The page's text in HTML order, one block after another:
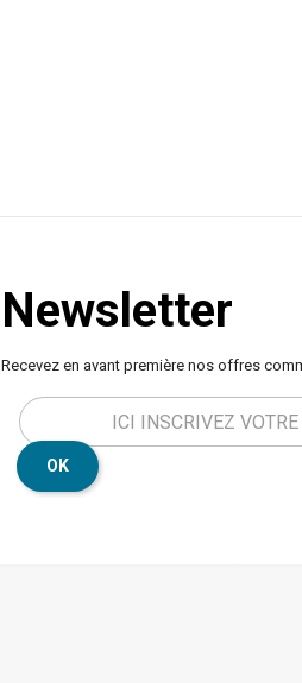
Newsletter
Recevez en avant première nos offres
OK